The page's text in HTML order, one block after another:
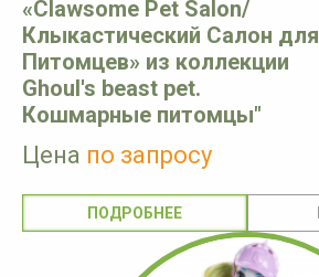
«Clawsome Pet Salon/
Клыкастический Салон для
Питомцев» из коллекции
Ghoul's beast pet.
Кошмарные питомцы"
Цена по запросу
ПОДРОБНЕЕ